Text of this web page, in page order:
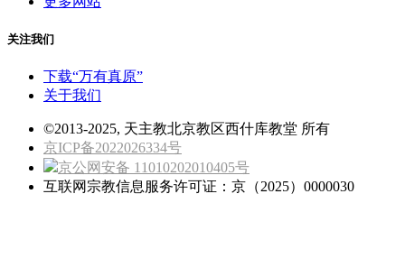
关注我们
下载“万有真原”
关于我们
©2013-2025, 天主教北京教区西什库教堂 所有
京ICP备2022026334号
京公网安备 11010202010405号
互联网宗教信息服务许可证：京（2025）0000030